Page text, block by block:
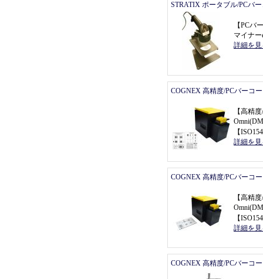
STRATIX ポータブル/PCバ
【PCバ
マイナー
詳細を
COGNEX 高精度/PCバーコ
【高精
【
詳細を
COGNEX 高精度/PCバーコ
【高精
【
詳細を
COGNEX 高精度/PCバーコ